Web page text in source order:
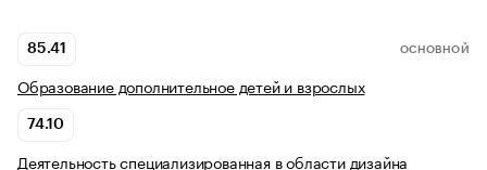
85.41 ОСНОВНОЙ
Образование дополнительное детей и взрослых
74.10
Деятельность специализированная в области дизайна